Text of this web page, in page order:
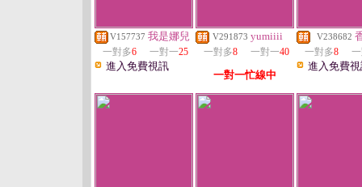
V157737 我是娜兒
一對多6 一對一25
進入免費視訊
V291873 yumiiii
一對多8 一對一40
一對一忙線中
V238682
一對多8
進入免費